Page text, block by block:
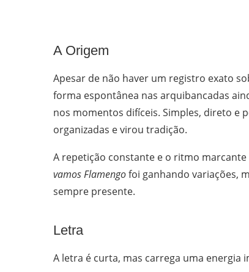
A Origem
Apesar de não haver um registro exato
forma espontânea nas arquibancadas
nos momentos difíceis. Simples, direto e
organizadas e virou tradição.
A repetição constante e o ritmo
vamos Flamengofoi ganhando variações,
sempre presente.
Letra
A letra é curta, mas carrega uma energia